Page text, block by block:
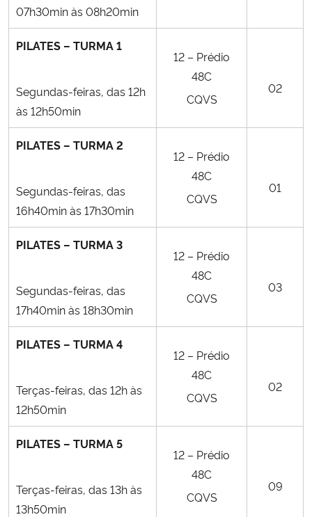
07h30min às 08h20min
PILATES – TURMA 1
Segundas-feiras, das 12h
às 12h50min
12 – Prédio
48C
CQVS
02
PILATES – TURMA 2
Segundas-feiras, das
16h40min às 17h30min
12 – Prédio
48C
CQVS
01
PILATES – TURMA 3
Segundas-feiras, das
17h40min às 18h30min
12 – Prédio
48C
CQVS
03
PILATES – TURMA 4
Terças-feiras, das 12h às
12h50min
12 – Prédio
48C
CQVS
02
PILATES – TURMA 5
Terças-feiras, das 13h às
13h50min
12 – Prédio
48C
CQVS
09